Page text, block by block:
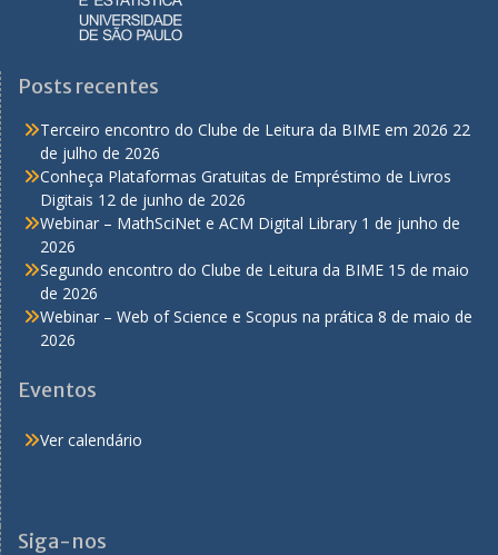
Posts recentes
Terceiro encontro do Clube de Leitura da BIME em 2026 22
de julho de 2026
Conheça Plataformas Gratuitas de Empréstimo de Livros
Digitais 12 de junho de 2026
Webinar – MathSciNet e ACM Digital Library 1 de junho de
2026
Segundo encontro do Clube de Leitura da BIME 15 de maio
de 2026
Webinar – Web of Science e Scopus na prática 8 de maio de
2026
Eventos
Ver calendário
Siga-nos